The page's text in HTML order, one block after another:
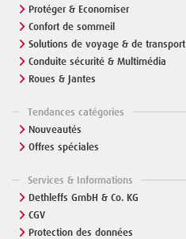
Protéger & Economiser
Confort de sommeil
Solutions de voyage & de transport
Conduite sécurité & Multimédia
Roues & Jantes
Tendances catégories
Nouveautés
Offres spéciales
Services & Informations
Dethleffs GmbH & Co. KG
CGV
Protection des données